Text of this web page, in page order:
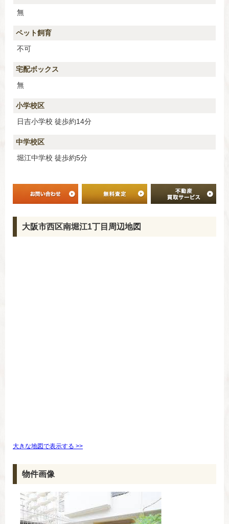
無
ペット飼育
不可
宅配ボックス
無
小学校区
日吉小学校 徒歩約14分
中学校区
堀江中学校 徒歩約5分
大阪市西区南堀江1丁目周辺地図
大きな地図で表示する >>
物件画像